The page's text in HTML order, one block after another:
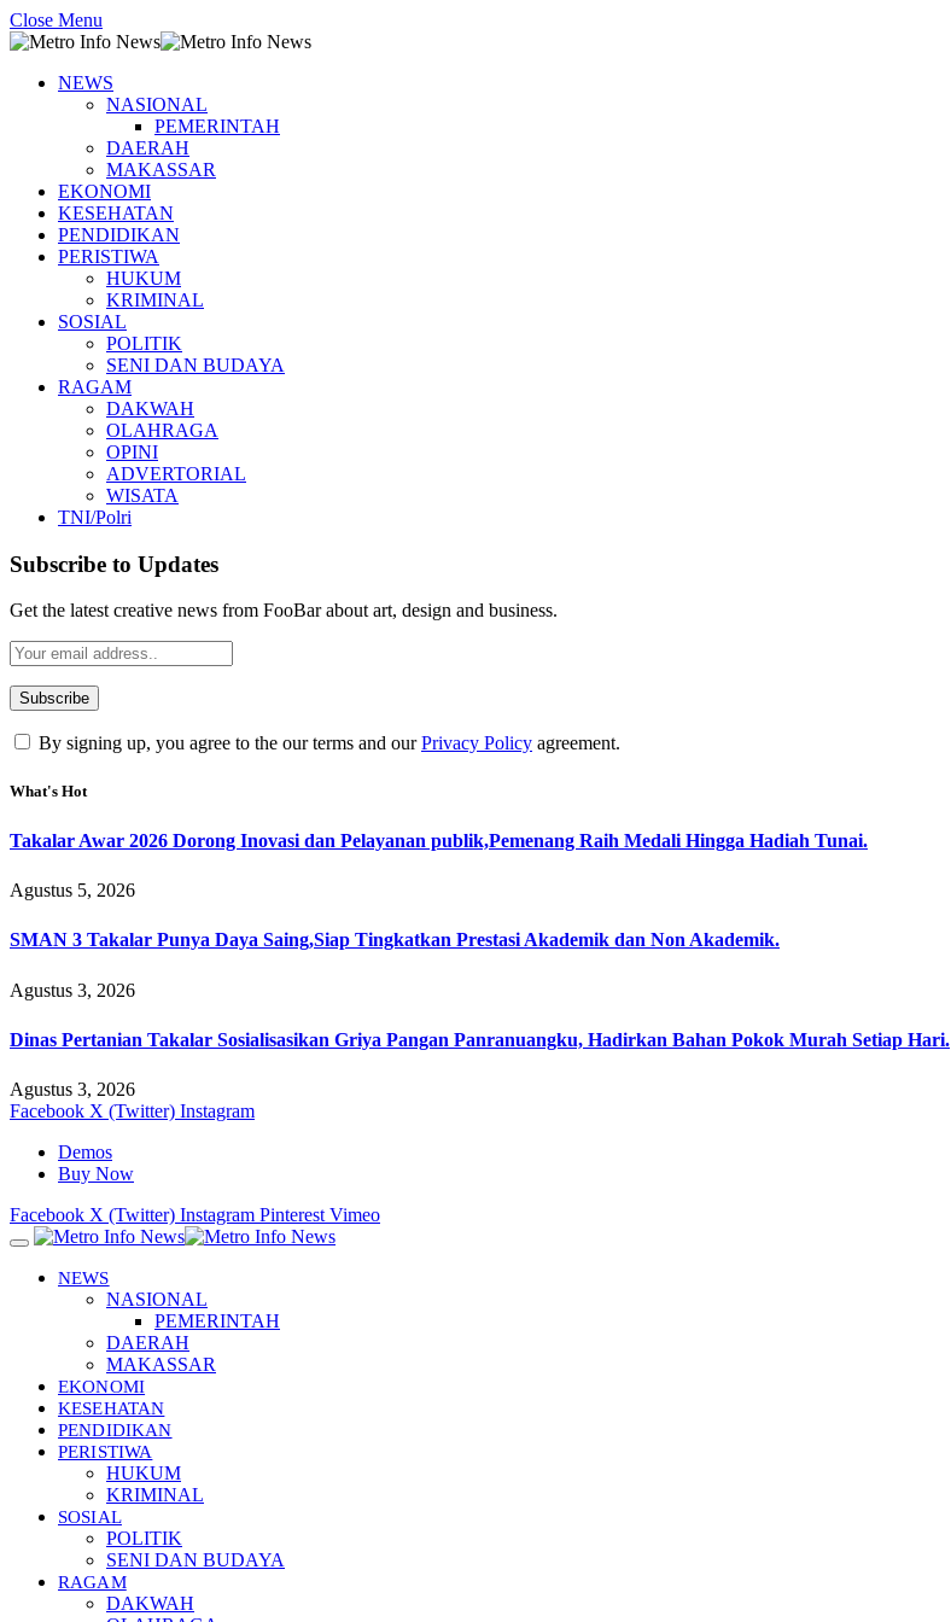
Close Menu
NEWS
NASIONAL
PEMERINTAH
DAERAH
MAKASSAR
EKONOMI
KESEHATAN
PENDIDIKAN
PERISTIWA
HUKUM
KRIMINAL
SOSIAL
POLITIK
SENI DAN BUDAYA
RAGAM
DAKWAH
OLAHRAGA
OPINI
ADVERTORIAL
WISATA
TNI/Polri
Subscribe to Updates
Get the latest creative news from FooBar about art, design and business.
By signing up, you agree to the our terms and ourPrivacy Policy agreement.
What's Hot
Takalar Awar 2026 Dorong Inovasi dan Pelayanan publik,Pemenang Raih Medali Hingga Hadiah Tunai.
Agustus 5, 2026
SMAN 3 Takalar Punya Daya Saing,Siap Tingkatkan Prestasi Akademik dan Non Akademik.
Agustus 3, 2026
Dinas Pertanian Takalar Sosialisasikan Griya Pangan Panranuangku, Hadirkan Bahan Pokok Murah Setiap Hari.
Agustus 3, 2026
Facebook X (Twitter) Instagram
Demos
Buy Now
Facebook X (Twitter) Instagram Pinterest Vimeo
NEWS
NASIONAL
PEMERINTAH
DAERAH
MAKASSAR
EKONOMI
KESEHATAN
PENDIDIKAN
PERISTIWA
HUKUM
KRIMINAL
SOSIAL
POLITIK
SENI DAN BUDAYA
RAGAM
DAKWAH